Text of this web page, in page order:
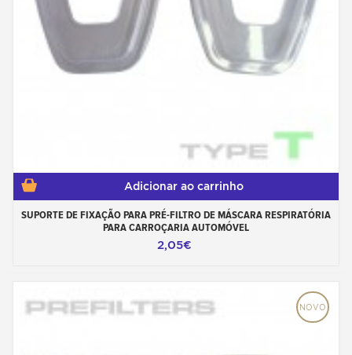
Adicionar ao carrinho
SUPORTE DE FIXAÇÃO PARA PRÉ-FILTRO DE MÁSCARA RESPIRATÓRIA
PARA CARROÇARIA AUTOMÓVEL
2,05€
NOVO